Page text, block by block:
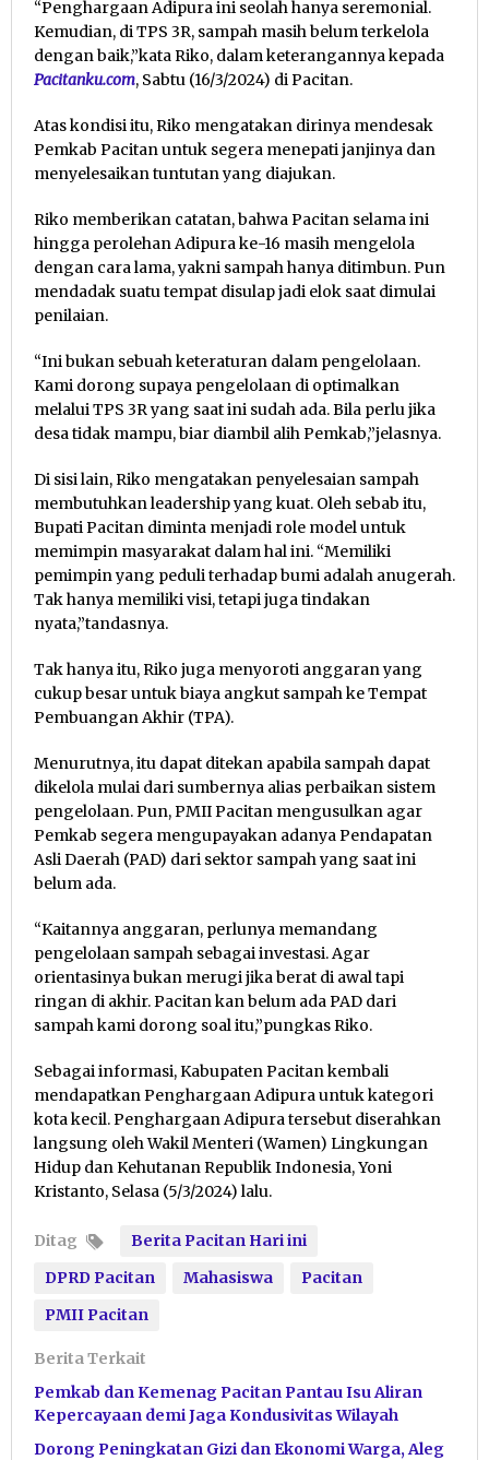
“Penghargaan Adipura ini seolah hanya seremonial.
Kemudian, di TPS 3R, sampah masih belum terkelola
dengan baik,”kata Riko, dalam keterangannya kepada
Pacitanku.com, Sabtu (16/3/2024) di Pacitan.
Atas kondisi itu, Riko mengatakan dirinya mendesak
Pemkab Pacitan untuk segera menepati janjinya dan
menyelesaikan tuntutan yang diajukan.
Riko memberikan catatan, bahwa Pacitan selama ini
hingga perolehan Adipura ke-16 masih mengelola
dengan cara lama, yakni sampah hanya ditimbun. Pun
mendadak suatu tempat disulap jadi elok saat dimulai
penilaian.
“Ini bukan sebuah keteraturan dalam pengelolaan.
Kami dorong supaya pengelolaan di optimalkan
melalui TPS 3R yang saat ini sudah ada. Bila perlu jika
desa tidak mampu, biar diambil alih Pemkab,”jelasnya.
Di sisi lain, Riko mengatakan penyelesaian sampah
membutuhkan leadership yang kuat. Oleh sebab itu,
Bupati Pacitan diminta menjadi role model untuk
memimpin masyarakat dalam hal ini. “Memiliki
pemimpin yang peduli terhadap bumi adalah anugerah.
Tak hanya memiliki visi, tetapi juga tindakan
nyata,”tandasnya.
Tak hanya itu, Riko juga menyoroti anggaran yang
cukup besar untuk biaya angkut sampah ke Tempat
Pembuangan Akhir (TPA).
Menurutnya, itu dapat ditekan apabila sampah dapat
dikelola mulai dari sumbernya alias perbaikan sistem
pengelolaan. Pun, PMII Pacitan mengusulkan agar
Pemkab segera mengupayakan adanya Pendapatan
Asli Daerah (PAD) dari sektor sampah yang saat ini
belum ada.
“Kaitannya anggaran, perlunya memandang
pengelolaan sampah sebagai investasi. Agar
orientasinya bukan merugi jika berat di awal tapi
ringan di akhir. Pacitan kan belum ada PAD dari
sampah kami dorong soal itu,”pungkas Riko.
Sebagai informasi, Kabupaten Pacitan kembali
mendapatkan Penghargaan Adipura untuk kategori
kota kecil. Penghargaan Adipura tersebut diserahkan
langsung oleh Wakil Menteri (Wamen) Lingkungan
Hidup dan Kehutanan Republik Indonesia, Yoni
Kristanto, Selasa (5/3/2024) lalu.
Ditag
Berita Pacitan Hari ini
DPRD Pacitan
Mahasiswa
Pacitan
PMII Pacitan
Berita Terkait
Pemkab dan Kemenag Pacitan Pantau Isu Aliran
Kepercayaan demi Jaga Kondusivitas Wilayah
Dorong Peningkatan Gizi dan Ekonomi Warga, Aleg